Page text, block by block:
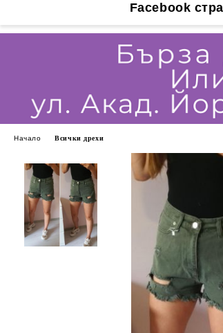
Facebook
Начало Всички дрехи